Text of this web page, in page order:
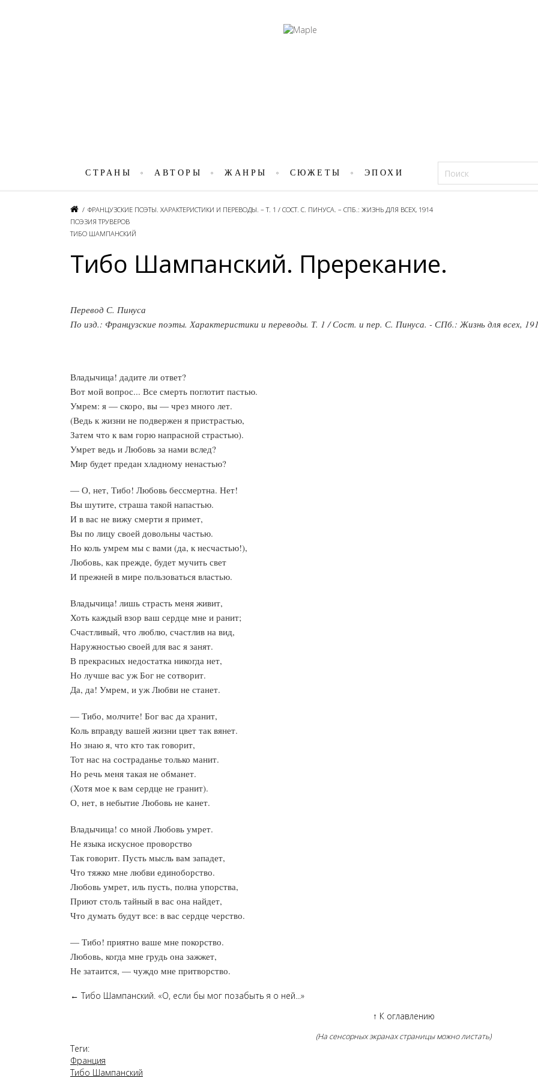
СТРАНЫ АВТОРЫ ЖАНРЫ СЮЖЕТЫ ЭПОХИ
/ ФРАНЦУЗСКИЕ ПОЭТЫ. ХАРАКТЕРИСТИКИ И ПЕРЕВОДЫ. – Т. 1 / СОСТ. С. ПИНУСА. – СПБ.: ЖИЗНЬ ДЛЯ ВСЕХ, 1914
ПОЭЗИЯ ТРУВЕРОВ
ТИБО ШАМПАНСКИЙ
Тибо Шампанский. Пререкание.
Перевод С. Пинуса
По изд.: Французские поэты. Характеристики и переводы. Т. 1 / Сост. и пер. С. Пинуса. - СПб.: Жизнь для всех,
Владычица! дадите ли ответ?
Вот мой вопрос... Все смерть поглотит пастью.
Умрем: я — скоро, вы — чрез много лет.
(Ведь к жизни не подвержен я пристрастью,
Затем что к вам горю напрасной страстью).
Умрет ведь и Любовь за нами вслед?
Mиp будет предан хладному ненастью?
— О, нет, Тибо! Любовь бессмертна. Нет!
Вы шутите, страша такой напастью.
И в вас не вижу смерти я примет,
Вы по лицу своей довольны частью.
Но коль умрем мы с вами (да, к несчастью!),
Любовь, как прежде, будет мучить свет
И прежней в мире пользоваться властью.
Владычица! лишь страсть меня живит,
Хоть каждый взор ваш сердце мне и ранит;
Счастливый, что люблю, счастлив на вид,
Наружностью своей для вас я занят.
В прекрасных недостатка никогда нет,
Но лучше вас уж Бог не сотворит.
Да, да! Умрем, и уж Любви не станет.
— Тибо, молчите! Бог вас да хранит,
Коль вправду вашей жизни цвет так вянет.
Но знаю я, что кто так говорит,
Тот нас на состраданье только манит.
Но речь меня такая не обманет.
(Хотя мое к вам сердце не гранит).
О, нет, в небытие Любовь не канет.
Владычица! со мной Любовь умрет.
Не языка искусное проворство
Так говорит. Пусть мысль вам западет,
Что тяжко мне любви единоборство.
Любовь умрет, иль пусть, полна упорства,
Приют столь тайный в вас она найдет,
Что думать будут все: в вас сердце черство.
— Тибо! приятно ваше мне покорство.
Любовь, когда мне грудь она зажжет,
Не затаится, — чуждо мне притворство.
←Тибо Шампанский. «О, если бы мог позабыть я о ней...»
↑ К оглавлению
(На сенсорных экранах страницы можно листать)
Теги:
Франция
Тибо Шампанский